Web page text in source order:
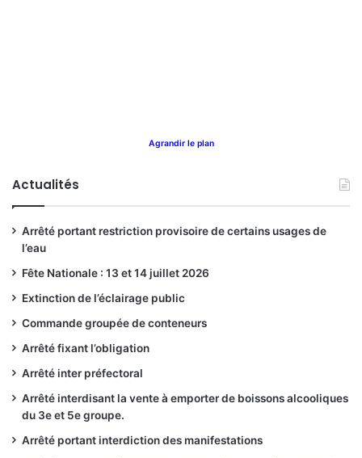
Agrandir le plan
Actualités
Arrêté portant restriction provisoire de certains usages de
l’eau
Fête Nationale : 13 et 14 juillet 2026
Extinction de l’éclairage public
Commande groupée de conteneurs
Arrêté fixant l’obligation
Arrêté inter préfectoral
Arrêté interdisant la vente à emporter de boissons alcooliques
du 3e et 5e groupe.
Arrêté portant interdiction des manifestations